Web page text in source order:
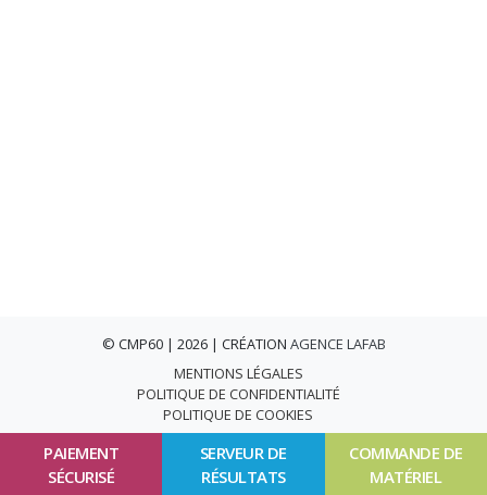
PAIEMENT
SÉCURISÉ
SERVEUR DE
RÉSULTATS
COMMANDE DE
MATÉRIEL
© CMP60 | 2026 | CRÉATION AGENCE LAFAB
MENTIONS LÉGALES
POLITIQUE DE CONFIDENTIALITÉ
POLITIQUE DE COOKIES